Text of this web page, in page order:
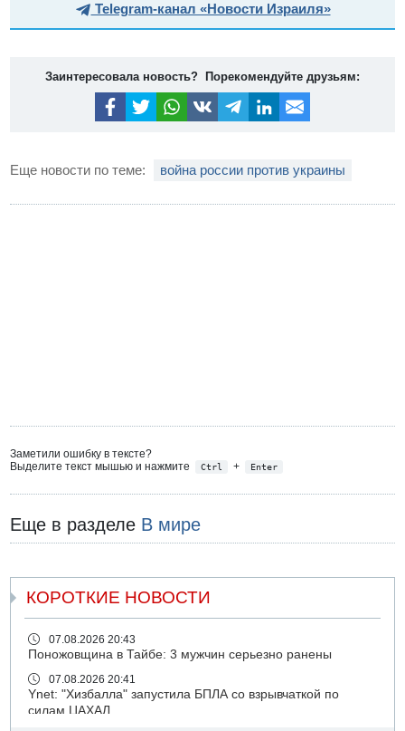
Telegram-канал «Новости Израиля»
Заинтересовала новость? Порекомендуйте друзьям:
Еще новости по теме: война россии против украины
Заметили ошибку в тексте?
Выделите текст мышью и нажмите
Ctrl + Enter
Еще в разделе В мире
КОРОТКИЕ НОВОСТИ
07.08.2026 20:43
Поножовщина в Тайбе: 3 мужчин серьезно ранены
07.08.2026 20:41
Ynet: "Хизбалла" запустила БПЛА со взрывчаткой по
силам ЦАХАЛ